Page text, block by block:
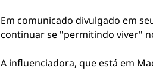
Em comunicado divulgado em
continuar se "permitindo viver"
A influenciadora, que está em